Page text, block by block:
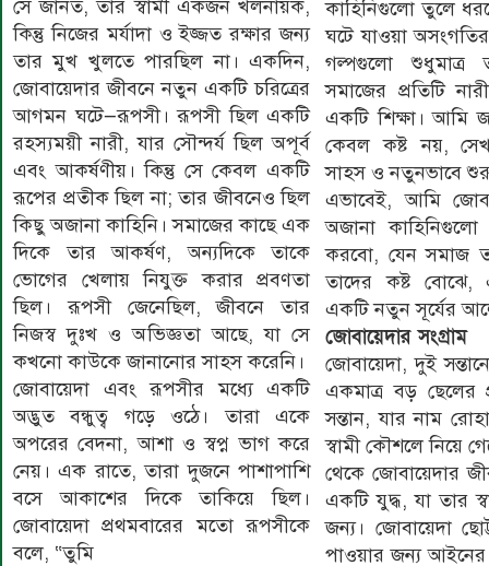
সে জানত, তার স্বামী একজন খলনায়ক,
কিন্তু নিজের মর্যাদা ও ইজ্জত রক্ষার জন্য
তার মুখ খুলতে পারছিল না। একদিন,
জোবায়েদার জীবনে নতুন একটি চরিত্রের
আগমন ঘটে—রূপসী। রূপসী ছিল একটি
রহস্যময়ী নারী, যার সৌন্দর্য ছিল অপূর্ব
এবং আকর্ষণীয়। কিন্তু সে কেবল একটি
রূপের প্রতীক ছিল না; তার জীবনেও ছিল
কিছু অজানা কাহিনি। সমাজের কাছে এক
দিকে তার আকর্ষণ, অন্যদিকে তাকে
ভোগের খেলায় নিযুক্ত করার প্রবণতা
ছিল। রূপসী জেনেছিল, জীবনে তার
নিজস্ব দুঃখ ও অভিজ্ঞতা আছে, যা সে
কখনো কাউকে জানানোর সাহস করেনি।
জোবায়েদা এবং রূপসীর মধ্যে একটি
অদ্ভুত বন্ধুত্ব গড়ে ওঠে। তারা একে
অপরের বেদনা, আশা ও স্বপ্ন ভাগ করে
নেয়। এক রাতে, তারা দুজনে পাশাপাশি
বসে আকাশের দিকে তাকিয়ে ছিল।
জোবায়েদা প্রথমবারের মতো রূপসীকে
বলে, “তুমি
কাহিনিগুলো তুলে
ঘটে যাওয়া
গল্পগুলো শুধুমাত্র
সমাজের প্রতিটি
একটি শিক্ষা। আমি
কেবল কষ্ট নয়,
সাহস ও নতুনভাবে
এভাবেই, আমি
অজানা কাহিনিগুলো
করবো, যেন সমাজ
তাদের কষ্ট বোঝে,
একটি নতুন সূর্যের
জোবায়েদার সংগ্রাম
জোবায়েদা, দুই
একমাত্র বড় ছেলের
সন্তান, যার নাম
স্বামী কৌশলে নিয়ে
থেকে জোবায়েদার
একটি যুদ্ধ, যা তার
জন্য। জোবায়েদা
পাওয়ার জন্য আইনের